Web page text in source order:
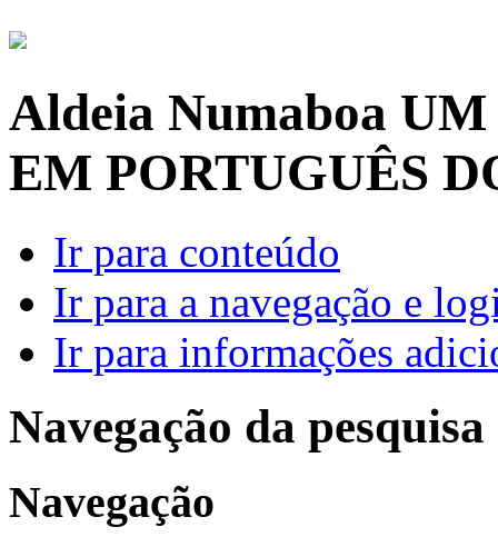
Aldeia Numaboa UM
EM PORTUGUÊS
Ir para conteúdo
Ir para a navegação e
Ir para informações
Navegação da pesquisa
Navegação